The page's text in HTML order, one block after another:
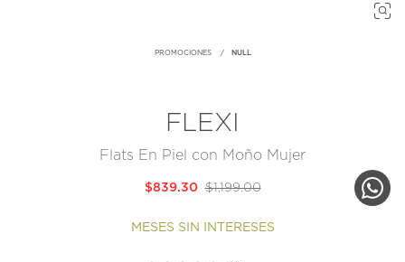
PROMOCIONES NULL
FLEXI
Flats En Piel con Moño Mujer
$1,199.00
$839.30
MESES SIN INTERESES